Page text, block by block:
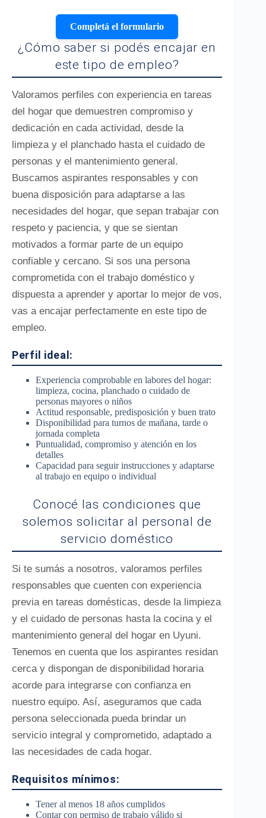
Completá el formulario
¿Cómo saber si podés encajar en
este tipo de empleo?
Valoramos perfiles con experiencia en tareas
del hogar que demuestren compromiso y
dedicación en cada actividad, desde la
limpieza y el planchado hasta el cuidado de
personas y el mantenimiento general.
Buscamos aspirantes responsables y con
buena disposición para adaptarse a las
necesidades del hogar, que sepan trabajar con
respeto y paciencia, y que se sientan
motivados a formar parte de un equipo
confiable y cercano. Si sos una persona
comprometida con el trabajo doméstico y
dispuesta a aprender y aportar lo mejor de vos,
vas a encajar perfectamente en este tipo de
empleo.
Perfil ideal:
Experiencia comprobable en labores del hogar:
limpieza, cocina, planchado o cuidado de
personas mayores o niños
Actitud responsable, predisposición y buen trato
Disponibilidad para turnos de mañana, tarde o
jornada completa
Puntualidad, compromiso y atención en los
detalles
Capacidad para seguir instrucciones y adaptarse
al trabajo en equipo o individual
Conocé las condiciones que
solemos solicitar al personal de
servicio doméstico
Si te sumás a nosotros, valoramos perfiles
responsables que cuenten con experiencia
previa en tareas domésticas, desde la limpieza
y el cuidado de personas hasta la cocina y el
mantenimiento general del hogar en Uyuni.
Tenemos en cuenta que los aspirantes residan
cerca y dispongan de disponibilidad horaria
acorde para integrarse con confianza en
nuestro equipo. Así, aseguramos que cada
persona seleccionada pueda brindar un
servicio integral y comprometido, adaptado a
las necesidades de cada hogar.
Requisitos mínimos:
Tener al menos 18 años cumplidos
Contar con permiso de trabajo válido si